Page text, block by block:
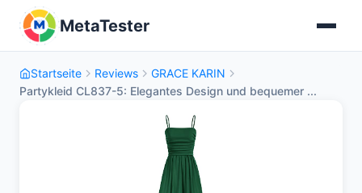
MetaTester
Startseite Reviews
GRACE KARIN
Partykleid CL837-5: Elegantes Design und bequemer ...